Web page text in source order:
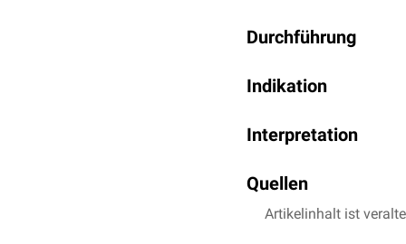
Bestimmung von
Durchführung
verwerfen. Kurz vor der
entnommen.
Indikation
Unterscheidung
Interpretation
Erkrankung
cAMP im Urin
Beim
Parathormon jedoch
entsprechend ist keine
Quellen
Synlab - Ellsworth-
Artikelinhalt ist